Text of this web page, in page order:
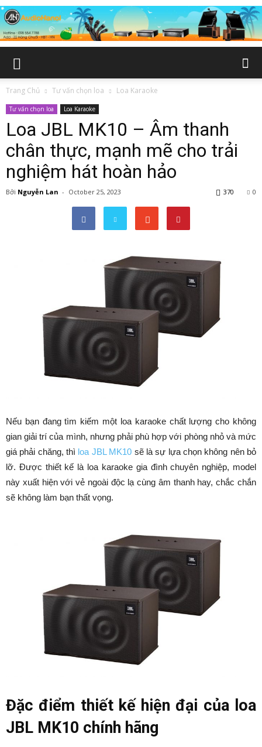
Trang Chủ Tư vấn chọn loa Loa Karaoke
Tư vấn chọn loa Loa Karaoke
Loa JBL MK10 – Âm thanh
chân thực, mạnh mẽ cho trải
nghiệm hát hoàn hảo
Bởi Nguyễn Lan - October 25, 2023 0
370
Nếu bạn đang tìm kiếm một loa karaoke chất lượng cho không
gian giải trí của mình, nhưng phải phù hợp với phòng nhỏ và mức
giá phải chăng, thì loa JBL MK10 sẽ là sự lựa chọn không nên bỏ
lỡ. Được thiết kế là loa karaoke gia đình chuyên nghiệp, model
này xuất hiện với vẻ ngoài độc lạ cùng âm thanh hay, chắc chắn
sẽ không làm bạn thất vọng.
Đặc điểm thiết kế hiện đại của loa
JBL MK10 chính hãng